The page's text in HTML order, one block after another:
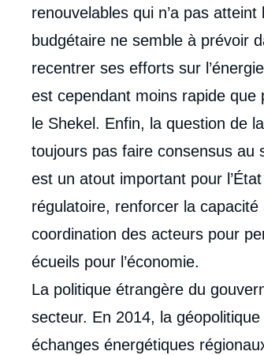
renouvelables qui n’a pas
budgétaire ne semble à prévoir
recentrer ses efforts sur
est cependant moins rapide
le Shekel. Enfin, la question de
toujours pas faire consensus au
est un atout important pour
régulatoire, renforcer la
coordination des acteurs pour
écueils pour l’économie.
La politique étrangère du
secteur. En 2014, la
échanges énergétiques